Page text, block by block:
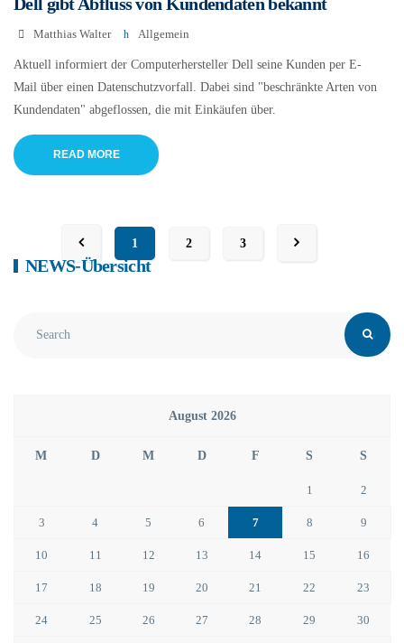
Matthias Walter Allgemein
Aktuell informiert der Computerhersteller Dell seine Kunden per E-
Mail über einen Datenschutzvorfall. Dabei sind "beschränkte Arten von
Kundendaten" abgeflossen, die mit Einkäufen über.
READ MORE
1 2 3
NEWS-Übersicht
August 2026
M D M D F S S
1 2
3 4 5 6 7 8 9
10 11 12 13 14 15 16
17 18 19 20 21 22 23
24 25 26 27 28 29 30